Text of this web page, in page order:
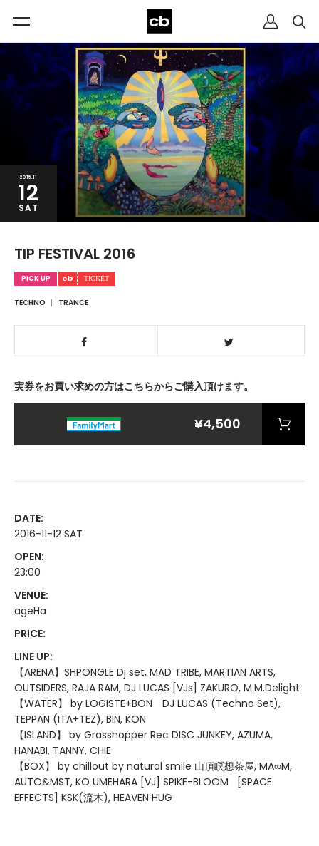
2016.11
12
SAT
TIP FESTIVAL 2016
PICK UP
TECHNO TRANCE
実券をお買い求めの方はこちらからご購入頂けます。
¥4,500
DATE:
2016-11-12 SAT
OPEN:
23:00
VENUE:
ageHa
PRICE:
LINE UP:
【ARENA】SHPONGLE Dj set, MAD TRIBE, MARTIAN ARTS,
OUTSIDERS, RAJA RAM, DJ LUCAS [VJs] ZAKURO, M.M.Delight
【WATER】 by LOGISTE+BON DJ LUCAS (Techno Set),
TEPPAN (ITA+TEZ), BIN, KON
【ISLAND】 by Grasshopper Rec DISC JUNKEY, AZUMA,
HANABI, TANNY, CHIE
【BOX】 by chillout by natural smile 山頂瞑想茶屋, MA∞M,
AUTO&MST, KO UMEHARA [VJ] SPIKE-BLOOM [SPACE
EFFECTS] KSK(流木), HEAVEN HUG